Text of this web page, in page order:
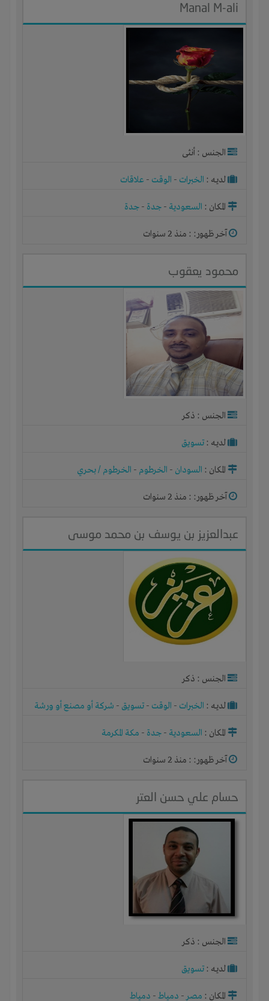
Manal M-ali
الجنس : أنثى
لديـه : الخبرات - الوقت - علاقات
المكان : السعودية - جدة - جدة
آخر ظهور: : منذ 2 سنوات
محمود يعقوب
الجنس : ذكر
لديـه : تسويق
المكان : السودان - الخرطوم - الخرطوم / بحري
آخر ظهور: : منذ 2 سنوات
عبدالعزيز بن يوسف بن محمد موسى
الجنس : ذكر
لديـه : الخبرات - الوقت - تسويق - شركة أو مصنع أو ورشة
المكان : السعودية - جدة - مكة المكرمة
آخر ظهور: : منذ 2 سنوات
حسام علي حسن العتر
الجنس : ذكر
لديـه : تسويق
المكان : مصر- دمياط- دمياط